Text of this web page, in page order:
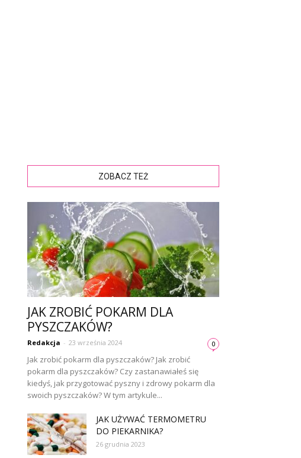
ZOBACZ TEŻ
JAK ZROBIĆ POKARM DLA
PYSZCZAKÓW?
Redakcja - 23 września 2024 0
Jak zrobić pokarm dla pyszczaków? Jak zrobić
pokarm dla pyszczaków? Czy zastanawiałeś się
kiedyś, jak przygotować pyszny i zdrowy pokarm dla
swoich pyszczaków? W tym artykule...
JAK UŻYWAĆ TERMOMETRU
DO PIEKARNIKA?
26 grudnia 2023